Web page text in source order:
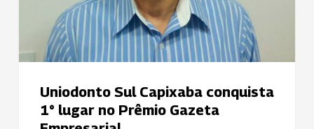
Uniodonto Sul Capixaba conquista
1° lugar no Prêmio Gazeta